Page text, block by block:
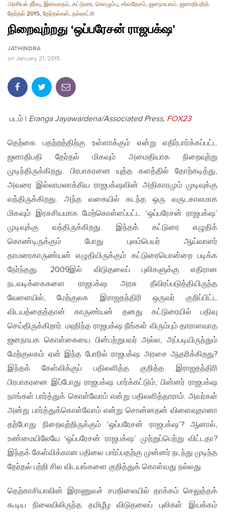
அரசியல் தீர்வு, இனவாதம், கட்டுரை, கொழும்பு, சர்வதேசம், ஜனநாயகம், ஜனாதிபதித்
தேர்தல் 2015, தேர்தல்கள், நல்லாட்சி
நிறைவுற்றது ‘ஒப்பரேசன் ராஜபக்‌ஷ’
JATHINDRA
on January 21, 2015
படம் | Eranga Jayawardena/Associated Press, FOX23
தெற்கை பதற்றத்திற்கு உள்ளாக்கும் என்று எதிர்பார்க்கப்பட்ட
ஜனாதிபதி தேர்தல் மிகவும் அமைதியாக நிறைவுற்று
முடிந்திருக்கிறது. பிரபாகரனை யுத்த களத்தில் தோற்கடித்து,
அவரை இல்லாமலாக்கிய ராஜபக்‌ஷவின் அதிகாரமும் முடிவுக்கு
வந்திருக்கிறது. அந்த வகையில் கடந்த ஒரு வருடகாலமாக
மிகவும் இரகசியமாக மேற்கொள்ளப்பட்ட ‘ஒப்பரேசன் ராஜபக்‌ஷ’
முடிவுக்கு வந்திருக்கிறது. இந்தக் கட்டுரை எழுதிக்
கொண்டிருக்கும் போது புலம்பெயர் ஆய்வாளர்
தாமரைகாருண்யன் எழுதியிருக்கும் கட்டுரையொன்றை படிக்க
நேர்ந்தது. 2009இல் விடுதலைப் புலிகளுக்கு எதிரான
நடவடிக்கைகளை ராஜபக்‌ஷ அரசு தீவிரப்படுத்தியிருந்த
வேளையில், மேற்குலக இராஜதந்திரி ஒருவர் குறிப்பிட்ட
விடயத்தைத்தான் காருண்யன் தனது கட்டுரையில் பதிவு
செய்திருக்கிறார். மஹிந்த ராஜபக்‌ஷ நீங்கள் விரும்பும் தாராளவாத
ஜனநாயக கொள்கையை பின்பற்றுபவர் அல்ல, அப்படியிருந்தும்
மேற்குலகம் ஏன் இந்த போரில் ராஜபக்‌ஷ அரசை ஆதரிக்கிறது?
இந்தக் கேள்விக்குப் பதிலளித்த குறித்த இராஜதந்திரி
பிரபாகரனை இப்போது ராஜபக்‌ஷ பார்க்கட்டும், பின்னர் ராஜபக்‌ஷ
நாங்கள் பார்த்துக் கொள்வோம் என்று பதிலளித்தாராம். அவர்கள்
அன்று பார்த்துக்கொள்வோம் என்று சொன்னதன் விளைவுதானா
தற்போது நிறைவுற்றிருக்கும் ‘ஒப்பரேசன் ராஜபக்‌ஷ’? ஆனால்,
உண்மையிலேயே ‘ஒப்பரேசன் ராஜபக்‌ஷ’ முற்றுப்பெற்று விட்டதா?
இந்தக் கேள்விக்கான பதிலை பார்ப்பதற்கு முன்னர் நடந்து முடிந்த
தேர்தல் பற்றி சில விடயங்களை குறித்துக் கொள்வது நல்லது.
தெற்காசியாவின் இராணுவச் சமநிலையில் தாக்கம் செலுத்தக்
கூடிய நிலையிலிருந்த தமிழீழ விடுதலைப் புலிகள் இயக்கம்